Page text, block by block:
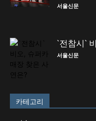
서울신문
`전참시`
서울신문
카테고리